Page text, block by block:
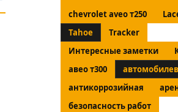
chevrolet aveo т250
Tahoe
Tracker
Интересные заметки
авео т300
антикоррозийная
безопасность работ